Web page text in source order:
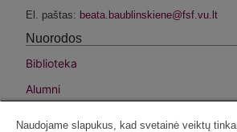
El. paštas:
Nuorodos
Biblioteka
Alumni
Naudojame slapukus, kad svetainė veiktų